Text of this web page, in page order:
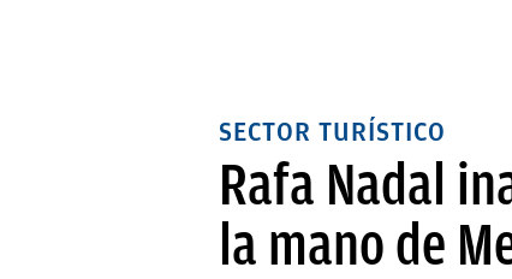
SECTOR TURÍSTICO
Rafa Nadal
la mano de